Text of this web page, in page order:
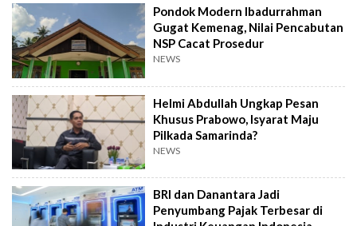
Pondok Modern Ibadurrahman
Gugat Kemenag, Nilai Pencabutan
NSP Cacat Prosedur
NEWS
Helmi Abdullah Ungkap Pesan
Khusus Prabowo, Isyarat Maju
Pilkada Samarinda?
NEWS
BRI dan Danantara Jadi
Penyumbang Pajak Terbesar di